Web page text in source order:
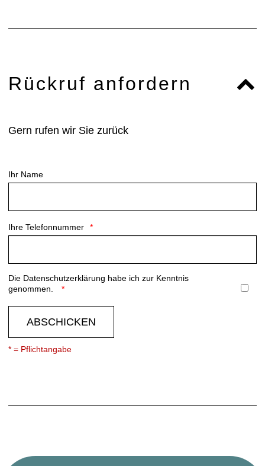
Rückruf anfordern
Gern rufen wir Sie zurück
Ihr Name
Ihre Telefonnummer
Die Datenschutzerklärung habe ich zur Kenntnis
genommen.
ABSCHICKEN
* = Pflichtangabe